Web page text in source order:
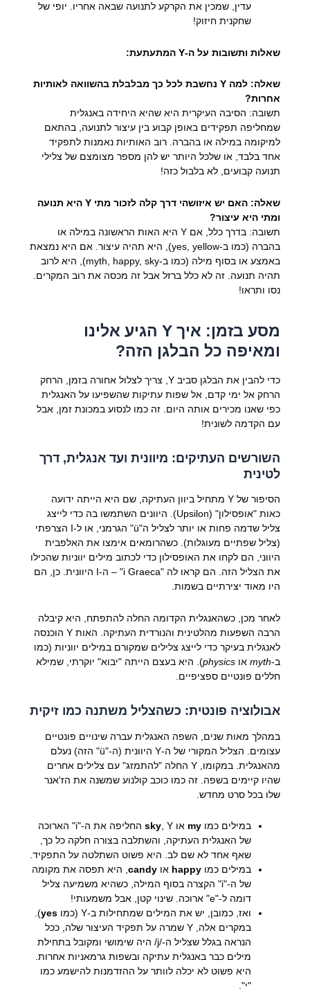
עדין, שמכין את הקרקע לתנועה שבאה אחריו. יופי של
שחקנית חיזוק!
שאלות ותשובות על ה-Y המתעתעת:
שאלה: למה Y נחשבת לכל כך מבלבלת בהשוואה לאותיות
אחרות?
תשובה: הסיבה העיקרית היא שהיא היחידה באנגלית
שמחליפה תפקידים באופן קבוע בין עיצור לתנועה, בהתאם
למיקומה במילה או בהברה. רוב האותיות נאמנות לתפקיד
אחד בלבד, או שלכל היותר יש להן מספר מצומצם של צלילי
תנועה קבועים, לא בלבול כזה!
שאלה: האם יש איזושהי דרך קלה לזכור מתי Y היא תנועה
ומתי היא עיצור?
תשובה: בדרך כלל, אם Y היא האות הראשונה במילה או
בהברה (כמו ב-yes, yellow), היא תהיה עיצור. אם היא נמצאת
באמצע או בסוף מילה (כמו ב-myth, happy, sky), היא לרוב
תהיה תנועה. זה לא כלל ברזל אבל זה מכסה את רוב המקרים.
נסו ותראו!
מסע בזמן: איך Y הגיע אלינו
ומאיפה כל הבלגן הזה?
כדי להבין את הבלגן סביב Y, צריך לצלול אחורה בזמן, הרחק
הרחק אל ימי קדם, אל שפות עתיקות שהשפיעו על האנגלית
כפי שאנו מכירים אותה היום. זה כמו לנסוע במכונת זמן, אבל
עם הקדמה לשונית!
השורשים העתיקים: מיוונית ועד אנגלית, דרך
לטינית
הסיפור של Y מתחיל ביוון העתיקה, שם היא הייתה ידועה
כאות "אופסילון" (Upsilon). היוונים השתמשו בה כדי לייצג
צליל שדמה פחות או יותר לצליל ה"ü" הגרמני, או ל-I הצרפתי
(צליל שפתיים מעוגלות). כשהרומאים אימצו את האלפבית
היווני, הם לקחו את האופסילון כדי לכתוב מילים יווניות שהכילו
את הצליל הזה. הם קראו לה "i Graeca" – ה-I היוונית. כן, הם
היו מאוד יצירתיים בשמות.
לאחר מכן, כשהאנגלית הקדומה החלה להתפתח, היא קיבלה
הרבה השפעות מהלטינית והנורדית העתיקה. האות Y הוכנסה
לאנגלית בעיקר כדי לייצג צלילים שמקורם במילים יווניות (כמו
ב-mythאו physics). היא בעצם הייתה "יבוא" יוקרתי, שמילא
חללים פונטיים ספציפיים.
אבולוציה פונטית: כשהצליל משתנה כמו זיקית
במהלך מאות שנים, השפה האנגלית עברה שינויים פונטיים
עצומים. הצליל המקורי של ה-Y היוונית (ה-"ü" הזה) נעלם
מהאנגלית. במקומו, Y החלה "להתמזג" עם צלילים אחרים
שהיו קיימים בשפה. זה כמו כוכב קולנוע שמשנה את הז'אנר
שלו בכל סרט מחדש.
במילים כמו my או sky
, Y החליפה את ה-"i" הארוכה
של האנגלית העתיקה, והשתלבה בצורה חלקה כל כך,
שאף אחד לא שם לב. היא פשוט השתלטה על התפקיד.
במילים כמו happy או candy, היא תפסה את מקומה
של ה-"i" הקצרה בסוף המילה, כשהיא משמיעה צליל
דומה ל-"e" ארוכה. שינוי קטן, אבל משמעותי!
ואז, כמובן, יש את המילים שמתחילות ב-Y (כמו
yes
).
במקרים אלה, Y שמרה על תפקיד העיצור שלה, ככל
הנראה בגלל שצליל ה-/j/ היה שימושי ומקובל בתחילת
מילים כבר באנגלית עתיקה ובשפות גרמאניות אחרות.
היא פשוט לא יכלה לוותר על ההזדמנות להישמע כמו
"י".